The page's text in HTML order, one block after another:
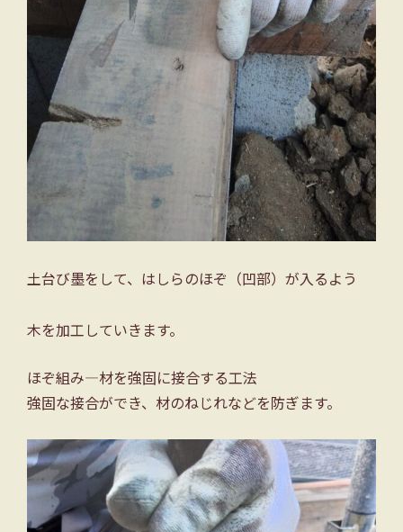
土台び墨をして、はしらのほぞ（凹部）が入るよう
木を加工していきます。
ほぞ組み―材を強固に接合する工法
強固な接合ができ、材のねじれなどを防ぎます。